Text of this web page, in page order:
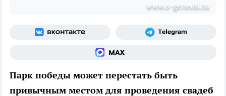
www.s-general.ru
Парк победы может перестать быть
привычным местом для проведения свадеб